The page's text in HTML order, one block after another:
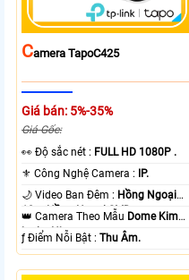
CAmera TapoC425
Giá bán: 5%-35%
Giá Gốc:
️👀 Độ sắc nét : FULL HD 1080P .
⚜️ Công Nghệ Camera :
IP.
🌙 Video Ban Đêm : Hồng Ngoại
10m Hồng Ngoại SMD.
👑 Camera Theo Mẫu Dome Kim
loại + Nhựa.
️ƒ Điểm Nỗi Bật :Thu Âm.